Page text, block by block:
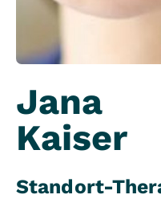
Jana
Kaiser
Standort-